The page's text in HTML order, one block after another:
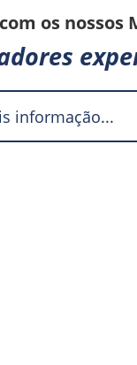
os nossos
informação...